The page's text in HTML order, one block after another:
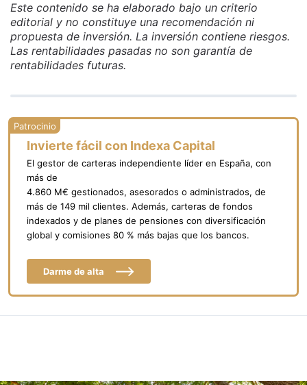
Este contenido se ha elaborado bajo un criterio
editorial y no constituye una recomendación ni
propuesta de inversión. La inversión contiene riesgos.
Las rentabilidades pasadas no son garantía de
rentabilidades futuras.
Invierte fácil con Indexa Capital
El gestor de carteras independiente líder en España, con
más de
4.860 M€ gestionados, asesorados o administrados, de
más de 149 mil clientes. Además, carteras de fondos
indexados y de planes de pensiones con diversificación
global y comisiones 80 % más bajas que los bancos.
Darme de alta